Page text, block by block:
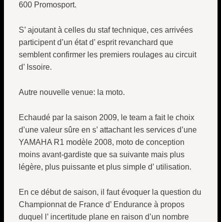
600 Promosport.
S’ ajoutant à celles du staf technique, ces arrivées
participent d’un état d’ esprit revanchard que
semblent confirmer les premiers roulages au circuit
d’ Issoire.
Autre nouvelle venue: la moto.
Echaudé par la saison 2009, le team a fait le choix
d’une valeur sûre en s’ attachant les services d’une
YAMAHA R1 modèle 2008, moto de conception
moins avant-gardiste que sa suivante mais plus
légère, plus puissante et plus simple d’ utilisation.
En ce début de saison, il faut évoquer la question du
Championnat de France d’ Endurance à propos
duquel l’ incertitude plane en raison d’un nombre